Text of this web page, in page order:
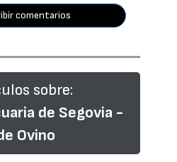
comentarios
sobre:
de Segovia -
Ovino